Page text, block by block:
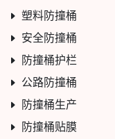
塑料防撞桶
安全防撞桶
防撞桶护栏
公路防撞桶
防撞桶生产
防撞桶贴膜